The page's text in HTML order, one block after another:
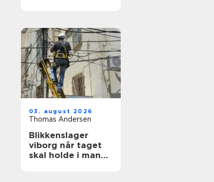
03. august 2026
Thomas Andersen
Blikkenslager
viborg når taget
skal holde i mange